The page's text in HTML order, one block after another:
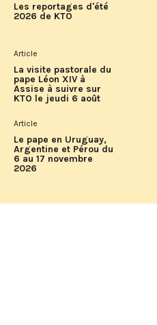
Les reportages d'été
2026 de KTO
Article
La visite pastorale du
pape Léon XIV à
Assise à suivre sur
KTO le jeudi 6 août
Article
Le pape en Uruguay,
Argentine et Pérou du
6 au 17 novembre
2026